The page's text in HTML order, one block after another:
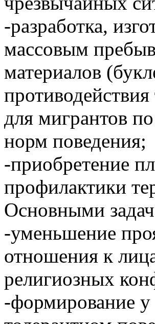
-разработка,
массовым
материалов
для мигрантов
норм поведения;
-приобретение
профилактики
Основными
-уменьшение
отношения к
религиозных
-формирование у